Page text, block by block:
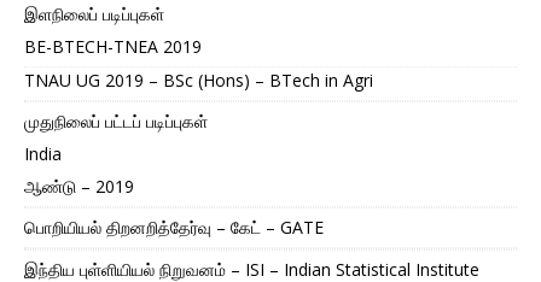
இளநிலைப் படிப்புகள்
BE-BTECH-TNEA 2019
TNAU UG 2019 – BSc (Hons) – BTech in Agri
முதுநிலைப் பட்டப் படிப்புகள்
India
ஆண்டு – 2019
பொறியியல் திறனறித்தேர்வு – கேட் – GATE
இந்திய புள்ளியியல் நிறுவனம் – ISI – Indian Statistical Institute